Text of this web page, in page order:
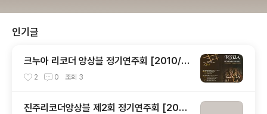
인기글
크누아 리코더 앙상블 정기연주회 [2010/1
2/14 크누아홀]
2 0 조회 3
진주리코더앙상블 제2회 정기연주회 [201